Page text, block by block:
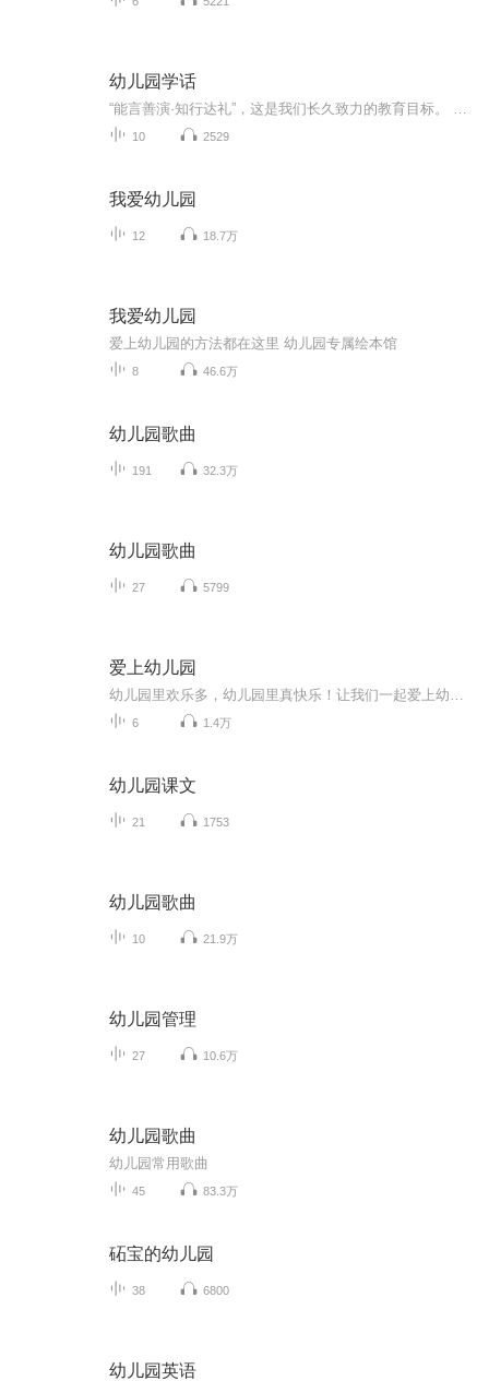
幼儿园学话
10 2529
我爱幼儿园
12 18.7万
我爱幼儿园
爱上幼儿园的方法都在这里 幼儿园专属绘本馆
8 46.6万
幼儿园歌曲
191 32.3万
幼儿园歌曲
27 5799
爱上幼儿园
6 1.4万
幼儿园课文
21 1753
幼儿园歌曲
10 21.9万
幼儿园管理
27 10.6万
幼儿园歌曲
幼儿园常用歌曲
45 83.3万
砳宝的幼儿园
38 6800
幼儿园英语